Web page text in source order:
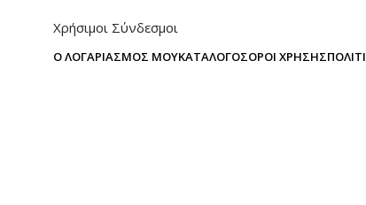
Χρήσιμοι Σύνδεσμοι
Ο ΛΟΓΑΡΙΑΣΜΌΣ ΜΟΥΚΑΤΆΛΟΓΟΣΌΡΟΙ ΧΡΉΣΗΣ